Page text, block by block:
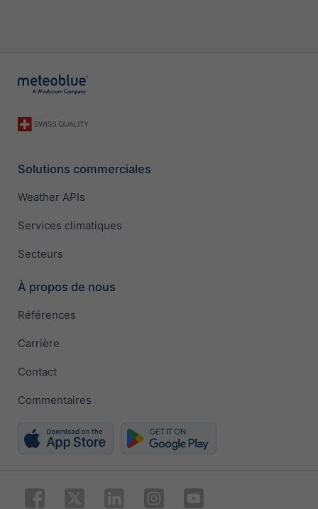
Solutions commerciales
Weather APIs
Services climatiques
Secteurs
À propos de nous
Références
Carrière
Contact
Commentaires